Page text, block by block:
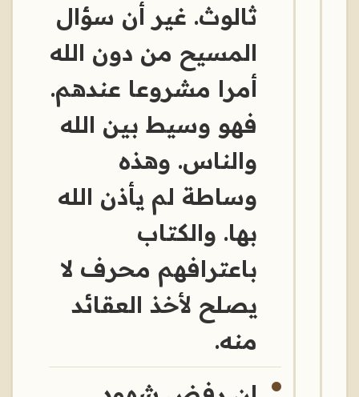
ثالوث. غير أن سؤال
المسيح من دون الله
أمرا مشروعا عندهم.
فهو وسيط بين الله
والناس. وهذه
وساطة لم يأذن الله
بها. والكتاب
باعترافهم محرف لا
يصلح لأخذ العقائد
منه.